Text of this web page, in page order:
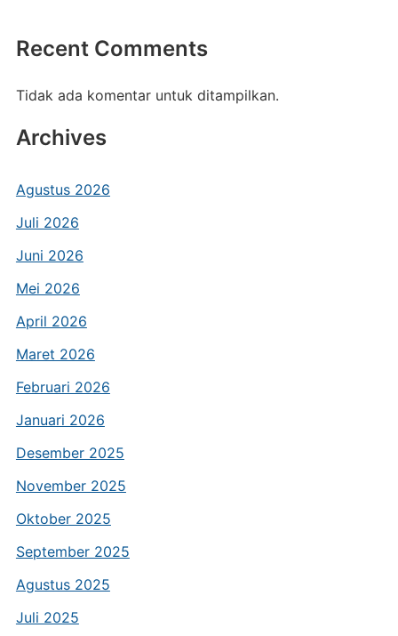
Recent Comments
Tidak ada komentar untuk ditampilkan.
Archives
Agustus 2026
Juli 2026
Juni 2026
Mei 2026
April 2026
Maret 2026
Februari 2026
Januari 2026
Desember 2025
November 2025
Oktober 2025
September 2025
Agustus 2025
Juli 2025